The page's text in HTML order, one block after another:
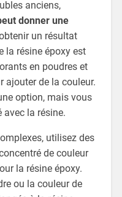
anciens,
donner une
un résultat
la résine époxy est
en poudres et
ajouter de la couleur.
option, mais vous
la résine.
utilisez des
de couleur
la résine époxy.
ou la couleur de